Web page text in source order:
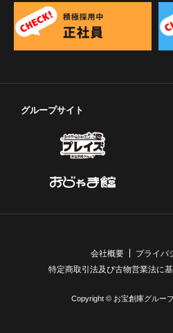
2. 当社が買取金額をお支払い済
負担にて買取金額をご送金くだ
を送料当社負担にてご返送させ
期間中、商品の引き渡しを拒絶
現金又はお振込みにてお支払い
グループサイト
会社概要
プライバ
特定商取引法及び古物営業法に
Copyright © お宝創庫グルー